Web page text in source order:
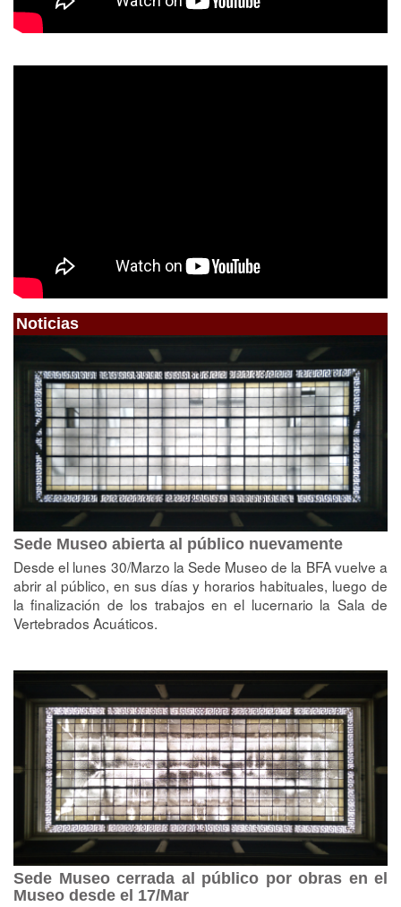
Noticias
Sede Museo abierta al público nuevamente
Desde el lunes 30/Marzo la Sede Museo de la BFA vuelve a
abrir al público, en sus días y horarios habituales, luego de
la finalización de los trabajos en el lucernario la Sala de
Vertebrados Acuáticos.
Sede Museo cerrada al público por obras en el
Museo desde el 17/Mar